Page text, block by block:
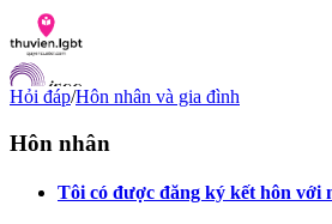
Danh sách tài liệu
Hỏi đáp/Hôn nhân và gia đình
Hôn nhân
Tôi có được đăng ký kết hôn với